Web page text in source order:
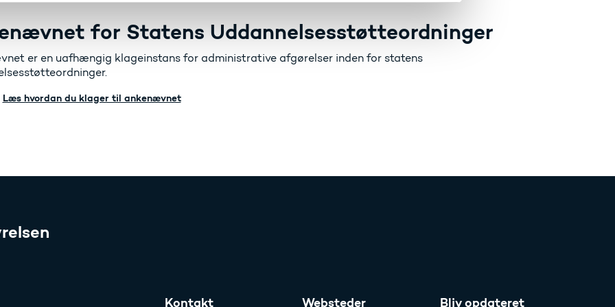
for Statens Uddannelsesstøtteordninger
er en uafhængig klageinstans for administrative afgørelser inden for statens
Læs hvordan du klager til ankenævnet
Kontakt Websteder Bliv opdateret